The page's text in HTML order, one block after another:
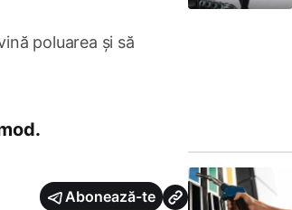
poluarea și să
Abonează-te